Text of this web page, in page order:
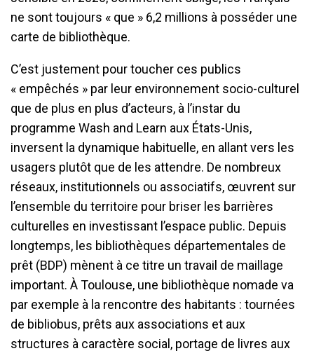
ne sont toujours « que » 6,2 millions à posséder une
carte de bibliothèque.
C’est justement pour toucher ces publics
« empêchés » par leur environnement socio-culturel
que de plus en plus d’acteurs, à l’instar du
programme Wash and Learn aux États-Unis,
inversent la dynamique habituelle, en allant vers les
usagers plutôt que de les attendre. De nombreux
réseaux, institutionnels ou associatifs, œuvrent sur
l’ensemble du territoire pour briser les barrières
culturelles en investissant l’espace public. Depuis
longtemps, les bibliothèques départementales de
prêt (BDP) mènent à ce titre un travail de maillage
important. À Toulouse, une bibliothèque nomade va
par exemple à la rencontre des habitants : tournées
de bibliobus, prêts aux associations et aux
structures à caractère social, portage de livres aux